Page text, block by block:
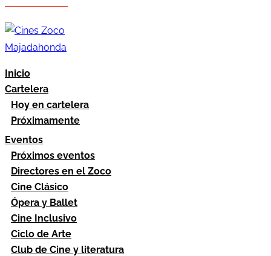
Inicio
Cartelera
Hoy en cartelera
Próximamente
Eventos
Próximos eventos
Directores en el Zoco
Cine Clásico
Ópera y Ballet
Cine Inclusivo
Ciclo de Arte
Club de Cine y literatura